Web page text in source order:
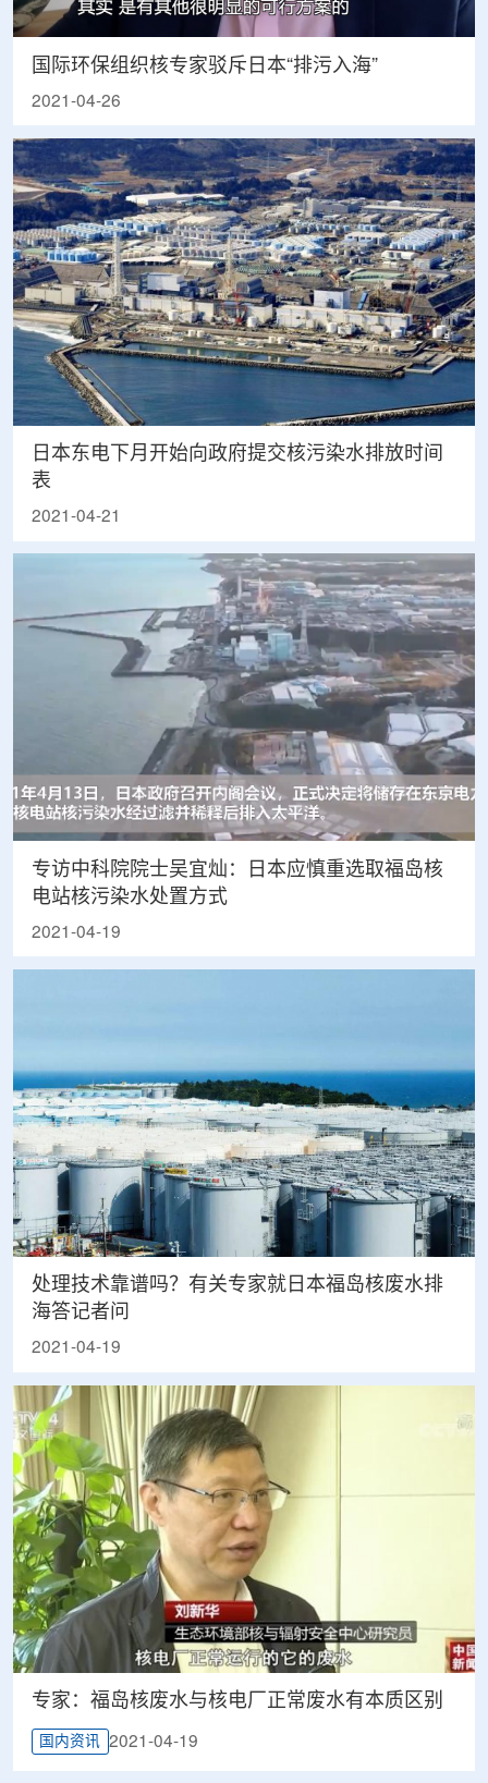
国际环保组织核专家驳斥日本“排污入海”
2021-04-26
日本东电下月开始向政府提交核污染水排放时间
表
2021-04-21
专访中科院院士吴宜灿：日本应慎重选取福岛核
电站核污染水处置方式
2021-04-19
处理技术靠谱吗？有关专家就日本福岛核废水排
海答记者问
2021-04-19
专家：福岛核废水与核电厂正常废水有本质区别
国内资讯 2021-04-19